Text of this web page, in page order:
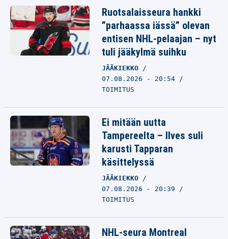
Ruotsalaisseura hankki
”parhaassa iässä” olevan
entisen NHL-pelaajan – nyt
tuli jääkylmä suihku
JÄÄKIEKKO
07.08.2026 - 20:54
TOIMITUS
Ei mitään uutta
Tampereelta – Ilves suli
karusti Tapparan
käsittelyssä
JÄÄKIEKKO
07.08.2026 - 20:39
TOIMITUS
NHL-seura Montreal